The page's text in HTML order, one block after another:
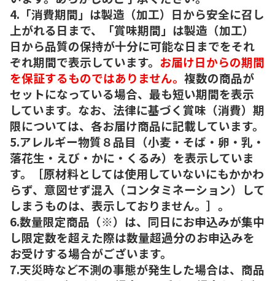
4.「消費期間」は製造（加工）日から安全に召し
上がれる日まで、「賞味期間」は製造（加工）
日から品質の保持が十分に可能な日までをそれ
ぞれ期間で表示しています。 お届け日からの期間
を保証するものではありません。 複数の商品が
セットになっている場合、最も短い期間を表示
しています。なお、法律に基づく賞味（消費）期
限については、各お届け商品に記載しています。
5.アレルギー物質８品目（小麦・そば・卵・乳・
落花生・えび・かに・くるみ）を表示していま
す。［原材料としては使用していないにもかかわ
らず、意図せず混入（コンタミネーション）して
しまうものは、表示しておりません。］。
6.数量限定商品（※）は、同日にお申込みが集中
し限定数を超えた際は数量超過分のお申込みを
お受けする場合がございます。
7.天災時など不測の事態が発生した場合は、商品